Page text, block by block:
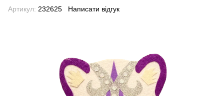
Артикул: 232625 Написати відгук